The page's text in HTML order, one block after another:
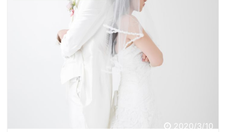
気圧と女性との関係性、低気圧が女性に及ぼす影
響、そして、体調不良の対策について調べていきた
いと思います。
2020/3/10